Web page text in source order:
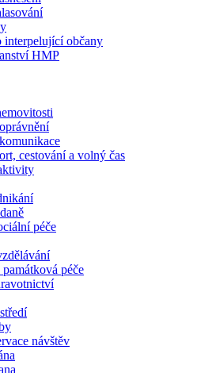
interpelující občany
HMP
cestování a volný čas
péče
péče
návštěv